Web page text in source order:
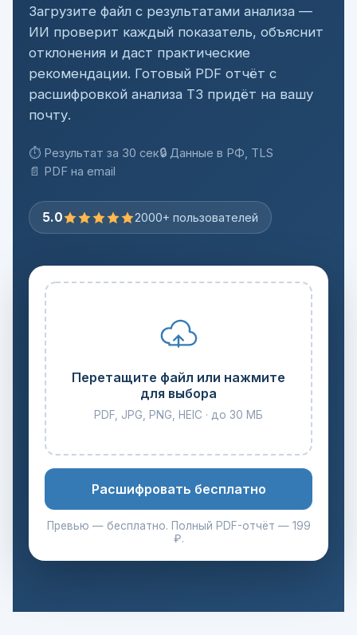
Загрузите файл с результатами анализа —
ИИ проверит каждый показатель, объяснит
отклонения и даст практические
рекомендации. Готовый PDF отчёт с
расшифровкой анализа Т3 придёт на вашу
почту.
⏱ Результат за 30 сек🔒 Данные в РФ, TLS
📄 PDF на email
5.0 2000+ пользователей
Перетащите файл или нажмите
для выбора
PDF, JPG, PNG, HEIC · до 30 МБ
Расшифровать бесплатно
Превью — бесплатно. Полный PDF-отчёт — 199
₽.